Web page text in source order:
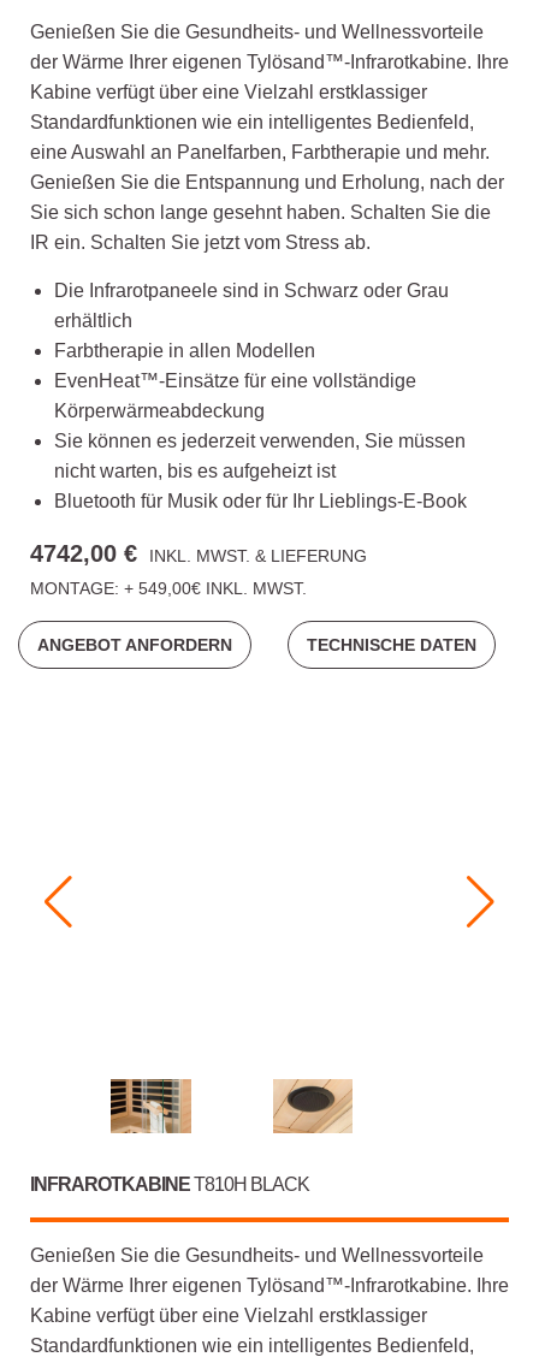
Genießen Sie die Gesundheits- und Wellnessvorteile
der Wärme Ihrer eigenen Tylösand™-Infrarotkabine. Ihre
Kabine verfügt über eine Vielzahl erstklassiger
Standardfunktionen wie ein intelligentes Bedienfeld,
eine Auswahl an Panelfarben, Farbtherapie und mehr.
Genießen Sie die Entspannung und Erholung, nach der
Sie sich schon lange gesehnt haben. Schalten Sie die
IR ein. Schalten Sie jetzt vom Stress ab.
Die Infrarotpaneele sind in Schwarz oder Grau
erhältlich
Farbtherapie in allen Modellen
EvenHeat™-Einsätze für eine vollständige
Körperwärmeabdeckung
Sie können es jederzeit verwenden, Sie müssen
nicht warten, bis es aufgeheizt ist
Bluetooth für Musik oder für Ihr Lieblings-E-Book
4742,00 €
INKL. MWST. & LIEFERUNG
MONTAGE: + 549,00€ INKL. MWST.
ANGEBOT ANFORDERN TECHNISCHE DATEN
INFRAROTKABINET810H BLACK
Genießen Sie die Gesundheits- und Wellnessvorteile
der Wärme Ihrer eigenen Tylösand™-Infrarotkabine. Ihre
Kabine verfügt über eine Vielzahl erstklassiger
Standardfunktionen wie ein intelligentes Bedienfeld,